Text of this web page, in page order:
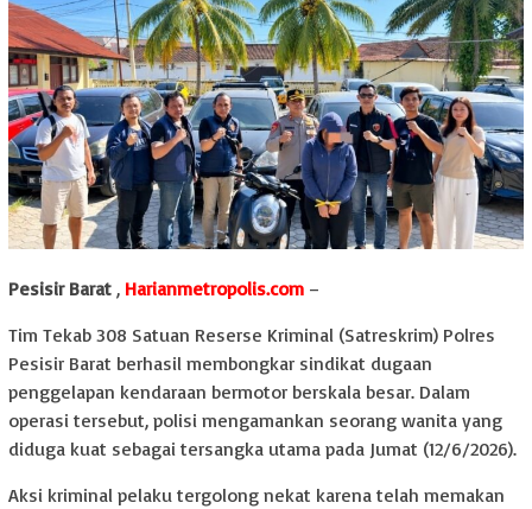
Pesisir Barat , Harianmetropolis.com –
Tim Tekab 308 Satuan Reserse Kriminal (Satreskrim) Polres
Pesisir Barat berhasil membongkar sindikat dugaan
penggelapan kendaraan bermotor berskala besar. Dalam
operasi tersebut, polisi mengamankan seorang wanita yang
diduga kuat sebagai tersangka utama pada Jumat (12/6/2026).
Aksi kriminal pelaku tergolong nekat karena telah memakan